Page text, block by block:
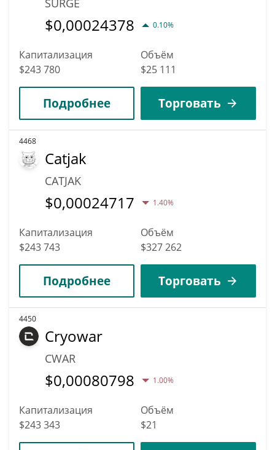
SURGE
$0,00024378 0.10%
Капитализация
$243 780
Объём
$25 111
Подробнее Торговать
4468
Catjak
CATJAK
$0,00024717 1.40%
Капитализация
$243 743
Объём
$327 262
Подробнее Торговать
4450
Cryowar
CWAR
$0,00080798 1.00%
Капитализация
$243 343
Объём
$21